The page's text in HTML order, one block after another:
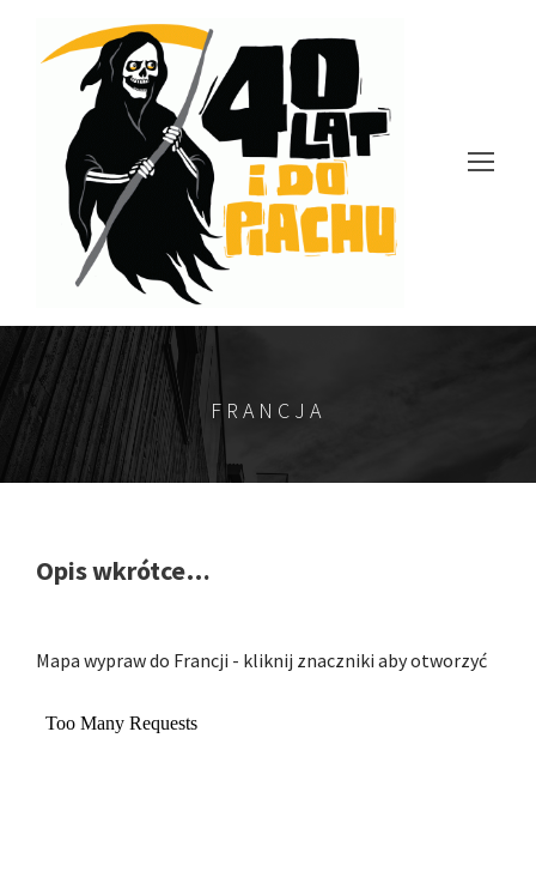
FRANCJA
Opis wkrótce…
Mapa wypraw do Francji - kliknij znaczniki aby otworzyć